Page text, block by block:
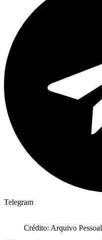
Telegram
Crédito: Arquivo Pessoal